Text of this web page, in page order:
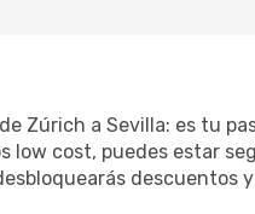
Zúrich a Sevilla: es tu
cost, puedes estar
descuentos